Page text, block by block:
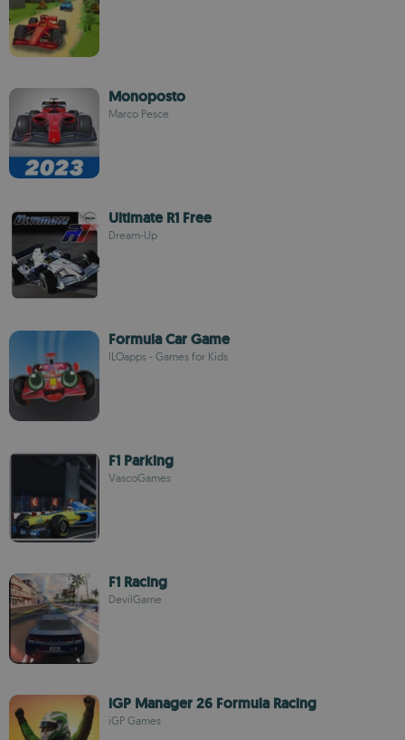
Monoposto
Marco Pesce
Ultimate R1 Free
Dream-Up
Formula Car Game
ILOapps - Games for Kids
F1 Parking
VascoGames
F1 Racing
DevilGame
iGP Manager 26 Formula Racing
iGP Games